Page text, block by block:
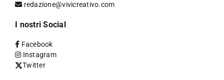
redazione@vivicreativo.com
I nostri Social
Facebook
Instagram
Twitter